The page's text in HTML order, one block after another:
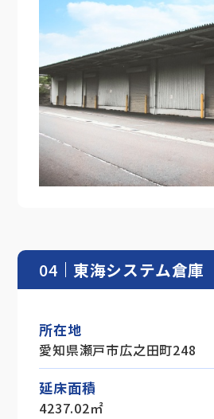
04 東海システム倉庫
所在地
愛知県瀬戸市広之田町248
延床面積
4237.02㎡